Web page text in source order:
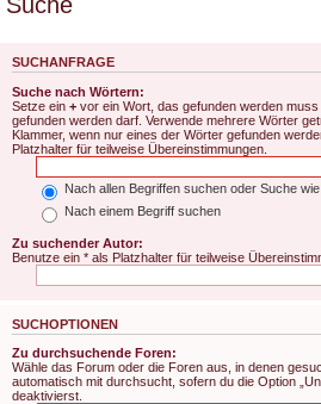
SUCHANFRAGE
Suche nach Wörtern:
Setze ein + vor ein Wort, das gefunden werden muss
gefunden werden darf. Verwende mehrere Wörter
Klammer, wenn nur eines der Wörter gefunden
Platzhalter für teilweise Übereinstimmungen.
Nach allen Begriffen suchen oder Suche
Nach einem Begriff suchen
Zu suchender Autor:
Benutze ein * als Platzhalter für teilweise
SUCHOPTIONEN
Zu durchsuchende Foren:
Wähle das Forum oder die Foren aus, in denen
automatisch mit durchsucht, sofern du die Option
deaktivierst.